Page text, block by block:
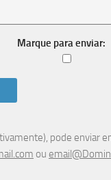
Marque para enviar:
pode enviar
ou